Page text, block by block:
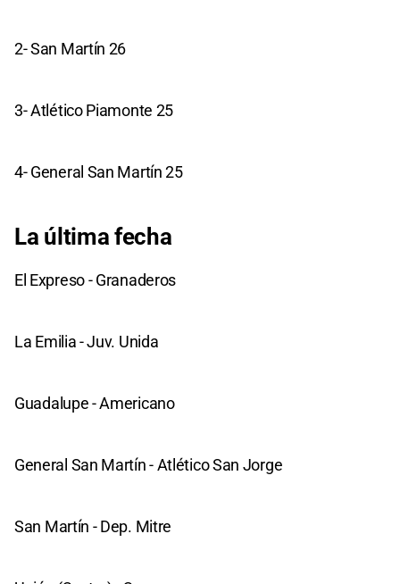
2- San Martín 26
3- Atlético Piamonte 25
4- General San Martín 25
La última fecha
El Expreso - Granaderos
La Emilia - Juv. Unida
Guadalupe - Americano
General San Martín - Atlético San Jorge
San Martín - Dep. Mitre